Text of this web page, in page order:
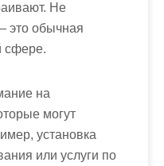
Не
это обычная
сфере.
на
могут
установка
или услуги по